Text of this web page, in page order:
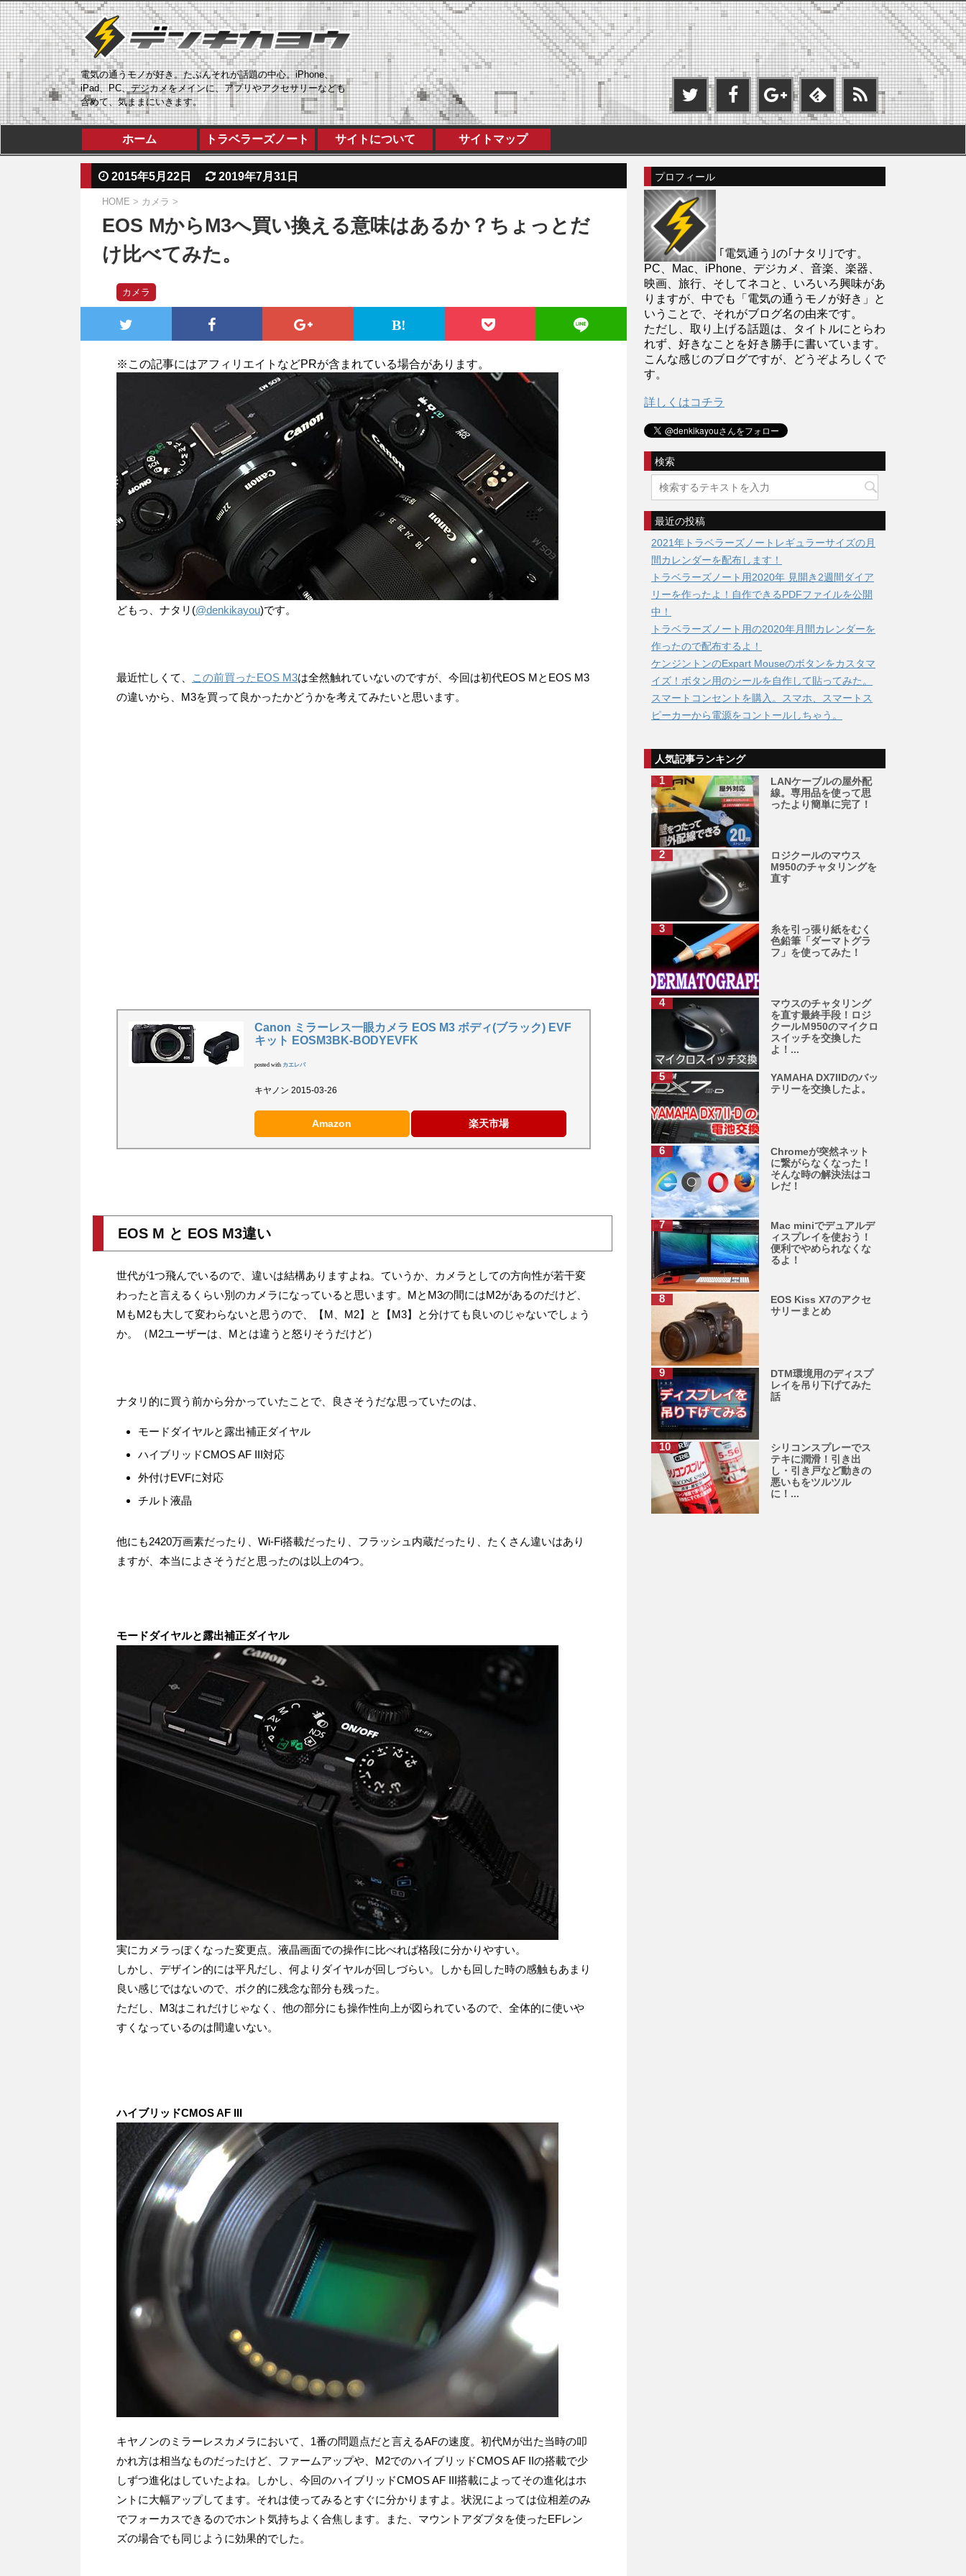
電気の通うモノが好き。たぶんそれが話題の中心。iPhone、
iPad、PC、デジカメをメインに、アプリやアクセサリーなども
含めて、気ままにいきます。
ホーム トラベラーズノート サイトについて サイトマップ
2015年5月22日 2019年7月31日
HOME > カメラ >
EOS MからM3へ買い換える意味はあるか？ちょっとだ
け比べてみた。
カメラ
※この記事にはアフィリエイトなどPRが含まれている場合があります。
どもっ、ナタリ(@denkikayou)です。
最近忙しくて、 この前買ったEOS M3は全然触れていないのですが、今回は初代EOS MとEOS M3
の違いから、M3を買って良かったかどうかを考えてみたいと思います。
Canon ミラーレス一眼カメラ EOS M3 ボディ(ブラック) EVF
キット EOSM3BK-BODYEVFK
posted with カエレバ
キヤノン 2015-03-26
Amazon 楽天市場
EOS M と EOS M3違い
世代が1つ飛んでいるので、違いは結構ありますよね。ていうか、カメラとしての方向性が若干変
わったと言えるくらい別のカメラになっていると思います。MとM3の間にはM2があるのだけど、
MもM2も大して変わらないと思うので、【M、M2】と【M3】と分けても良いのじゃないでしょう
か。（M2ユーザーは、Mとは違うと怒りそうだけど）
ナタリ的に買う前から分かっていたことで、良さそうだな思っていたのは、
モードダイヤルと露出補正ダイヤル
ハイブリッドCMOS AF III対応
外付けEVFに対応
チルト液晶
他にも2420万画素だったり、Wi-Fi搭載だったり、フラッシュ内蔵だったり、たくさん違いはあり
ますが、本当によさそうだと思ったのは以上の4つ。
モードダイヤルと露出補正ダイヤル
実にカメラっぽくなった変更点。液晶画面での操作に比べれば格段に分かりやすい。
しかし、デザイン的には平凡だし、何よりダイヤルが回しづらい。しかも回した時の感触もあまり
良い感じではないので、ボク的に残念な部分も残った。
ただし、M3はこれだけじゃなく、他の部分にも操作性向上が図られているので、全体的に使いや
すくなっているのは間違いない。
ハイブリッドCMOS AF III
キヤノンのミラーレスカメラにおいて、1番の問題点だと言えるAFの速度。初代Mが出た当時の叩
かれ方は相当なものだったけど、ファームアップや、M2でのハイブリッドCMOS AF IIの搭載で少
しずつ進化はしていたよね。しかし、今回のハイブリッドCMOS AF III搭載によってその進化はホ
ントに大幅アップしてます。それは使ってみるとすぐに分かりますよ。状況によっては位相差のみ
でフォーカスできるのでホント気持ちよく合焦します。また、マウントアダプタを使ったEFレン
ズの場合でも同じように効果的でした。
プロフィール
｢電気通う｣の｢ナタリ｣です。
PC、Mac、iPhone、デジカメ、音楽、楽器、
映画、旅行、そしてネコと、いろいろ興味があ
りますが、中でも「電気の通うモノが好き」と
いうことで、それがブログ名の由来です。
ただし、取り上げる話題は、タイトルにとらわ
れず、好きなことを好き勝手に書いています。
こんな感じのブログですが、どうぞよろしくで
す。
詳しくはコチラ
検索
最近の投稿
2021年トラベラーズノートレギュラーサイズの月
間カレンダーを配布します！
トラベラーズノート用2020年 見開き2週間ダイア
リーを作ったよ！自作できるPDFファイルを公開
中！
トラベラーズノート用の2020年月間カレンダーを
作ったので配布するよ！
ケンジントンのExpart Mouseのボタンをカスタマ
イズ！ボタン用のシールを自作して貼ってみた。
スマートコンセントを購入。スマホ、スマートス
ピーカーから電源をコントールしちゃう。
人気記事ランキング
LANケーブルの屋外配
線。専用品を使って思
ったより簡単に完了！
ロジクールのマウス
M950のチャタリングを
直す
糸を引っ張り紙をむく
色鉛筆「ダーマトグラ
フ」を使ってみた！
マウスのチャタリング
を直す最終手段！ロジ
クールＭ950のマイクロ
スイッチを交換した
よ！...
YAMAHA DX7IIDのバッ
テリーを交換したよ。
Chromeが突然ネット
に繋がらなくなった！
そんな時の解決法はコ
レだ！
Mac miniでデュアルデ
ィスプレイを使おう！
便利でやめられなくな
るよ！
EOS Kiss X7のアクセ
サリーまとめ
DTM環境用のディスプ
レイを吊り下げてみた
話
シリコンスプレーでス
テキに潤滑！引き出
し・引き戸など動きの
悪いもをツルツル
に！...